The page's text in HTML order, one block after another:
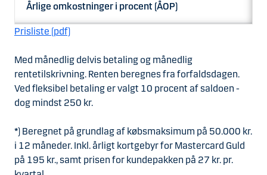
Årlige omkostninger i procent (ÅOP)
Prisliste (pdf)
Med månedlig delvis betaling og månedlig
rentetilskrivning. Renten beregnes fra forfaldsdagen.
Ved fleksibel betaling er valgt 10 procent af saldoen -
dog mindst 250 kr.
*) Beregnet på grundlag af købsmaksimum på 50.000 kr.
i 12 måneder. Inkl. årligt kortgebyr for Mastercard Guld
på 195 kr., samt prisen for kundepakken på 27 kr. pr.